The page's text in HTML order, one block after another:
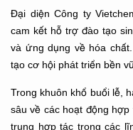
Đại diện Công ty
cam kết hỗ trợ đào tạo
và ứng dụng về hóa
tạo cơ hội phát triển bền
Trong khuôn khổ buổi lễ,
sâu về các hoạt động
trung hợp tác trong các